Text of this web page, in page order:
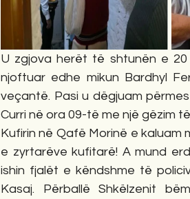
U zgjova herët të shtunën e
njoftuar edhe mikun Bardhyl
veçantë. Pasi u dëgjuam
Curri në ora 09-të me një gëzim
Kufirin në Qafë Morinë e kaluam
e zyrtarëve kufitarë! A mund
ishin fjalët e këndshme të
Kasaj. Përballë Shkëlzenit